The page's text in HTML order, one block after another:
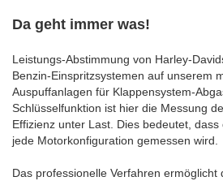
Da geht immer was!
Leistungs-Abstimmung von Harley-
Benzin-Einspritzsystemen auf unserem
Auspuffanlagen für Klappensystem-
Schlüsselfunktion ist hier die Messung
Effizienz unter Last. Dies bedeutet,
jede Motorkonfiguration gemessen wird.
Das professionelle Verfahren ermöglicht